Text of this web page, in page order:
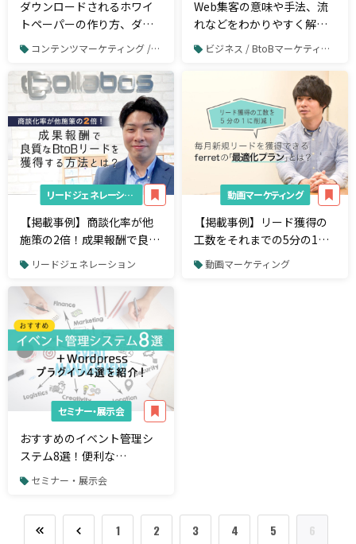
ダウンロードされるホワイ
トペーパーの作り方、ダウ
ンロードを増やす方法6つ
コンテンツマーケティング / ホワイトペーパー制作
Web集客の意味や手法、流
れなどをわかりやすく解
説！ビジネス / BtoBマーケティング
リードジェネレーション
【掲載事例】商談化率が他
施策の2倍！成果報酬で良質
なBtoBリードを獲得する方
リードジェネレーション
動画マーケティング
【掲載事例】リード獲得の
工数をそれまでの5分の1
に！掲載開始から2ヶ月で月
動画マーケティング
セミナー・展示会
おすすめのイベント管理シ
ステム8選！便利な
Wordpressのプラグイン4選
も紹介
セミナー・展示会
1 2 3 4 5
6